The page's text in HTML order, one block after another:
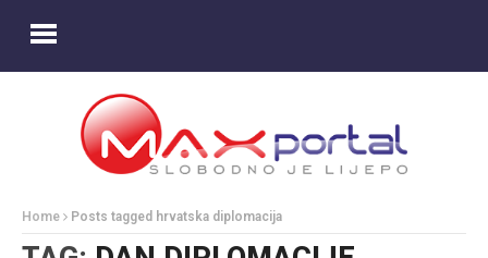
Home Posts tagged hrvatska diplomacija